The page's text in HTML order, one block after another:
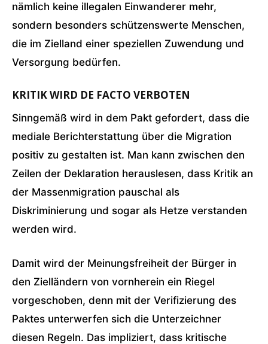
nämlich keine illegalen Einwanderer mehr,
sondern besonders schützenswerte Menschen,
die im Zielland einer speziellen Zuwendung und
Versorgung bedürfen.
KRITIK WIRD DE FACTO VERBOTEN
Sinngemäß wird in dem Pakt gefordert, dass die
mediale Berichterstattung über die Migration
positiv zu gestalten ist. Man kann zwischen den
Zeilen der Deklaration herauslesen, dass Kritik an
der Massenmigration pauschal als
Diskriminierung und sogar als Hetze verstanden
werden wird.
Damit wird der Meinungsfreiheit der Bürger in
den Zielländern von vornherein ein Riegel
vorgeschoben, denn mit der Verifizierung des
Paktes unterwerfen sich die Unterzeichner
diesen Regeln. Das impliziert, dass kritische